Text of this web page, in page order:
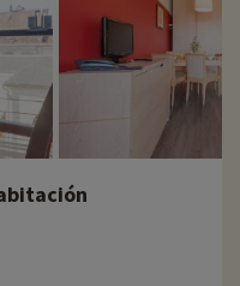
ir acompañadas
& Vacances